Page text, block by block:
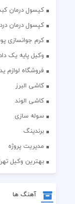
کپسول درمان
کپسول درمان
کرم جوانسازی
وکیل پایه یک
فروشگاه لوازم
کاشی البرز
کاشی الوند
سوله سازی
برندینگ
مدیریت پروژه
بهترین وکیل
آهنگ ها